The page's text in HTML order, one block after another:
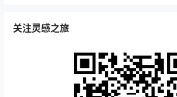
关注灵感之旅